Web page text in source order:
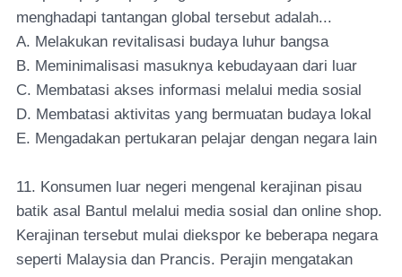
menghadapi tantangan global tersebut adalah...
A. Melakukan revitalisasi budaya luhur bangsa
B. Meminimalisasi masuknya kebudayaan dari luar
C. Membatasi akses informasi melalui media sosial
D. Membatasi aktivitas yang bermuatan budaya lokal
E. Mengadakan pertukaran pelajar dengan negara lain
11. Konsumen luar negeri mengenal kerajinan pisau
batik asal Bantul melalui media sosial dan online shop.
Kerajinan tersebut mulai diekspor ke beberapa negara
seperti Malaysia dan Prancis. Perajin mengatakan